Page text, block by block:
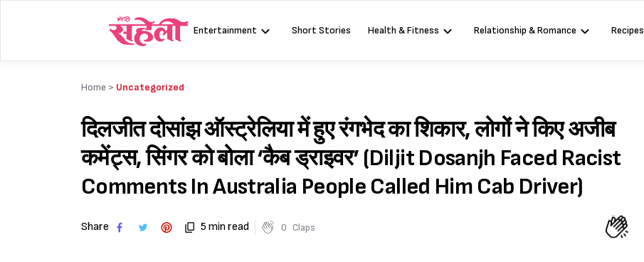
Entertainment Short Stories Health & Fitness Relationship & Romance Recipes
Home > Uncategorized
दिलजीत दोसांझ ऑस्ट्रेलिया में हुए रंगभेद का शिकार, लोगों ने किए अजीब
कमेंट्स, सिंगर को बोला ‘कैब ड्राइवर’ (Diljit Dosanjh Faced Racist
Comments In Australia People Called Him Cab Driver)
Share 5 min read 0 Claps